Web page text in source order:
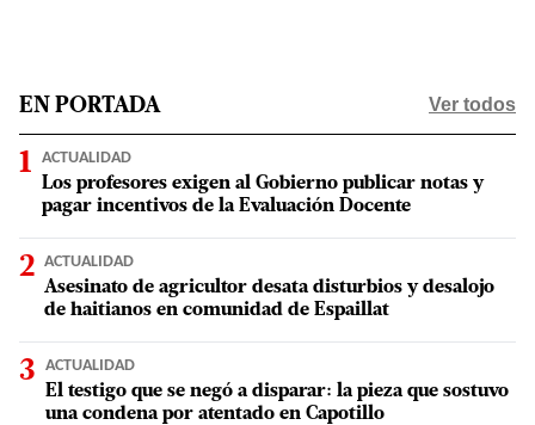
EN PORTADA Ver todos
ACTUALIDAD
Los profesores exigen al Gobierno publicar notas y
pagar incentivos de la Evaluación Docente
ACTUALIDAD
Asesinato de agricultor desata disturbios y desalojo
de haitianos en comunidad de Espaillat
ACTUALIDAD
El testigo que se negó a disparar: la pieza que sostuvo
una condena por atentado en Capotillo